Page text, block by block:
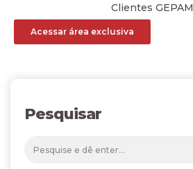
Clientes GEPAM
Acessar área exclusiva
Pesquisar